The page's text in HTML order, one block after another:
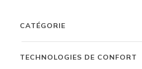
CATÉGORIE
TECHNOLOGIES DE CONFORT